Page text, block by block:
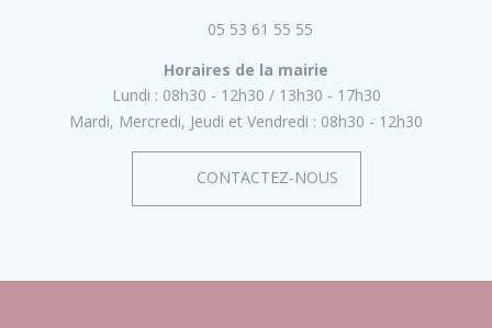
05 53 61 55 55
Horaires de la mairie
Lundi : 08h30 - 12h30
13h30 - 17h30
Mardi, Mercredi, Jeudi et Vendredi : 08h30 - 12h30
CONTACTEZ-NOUS